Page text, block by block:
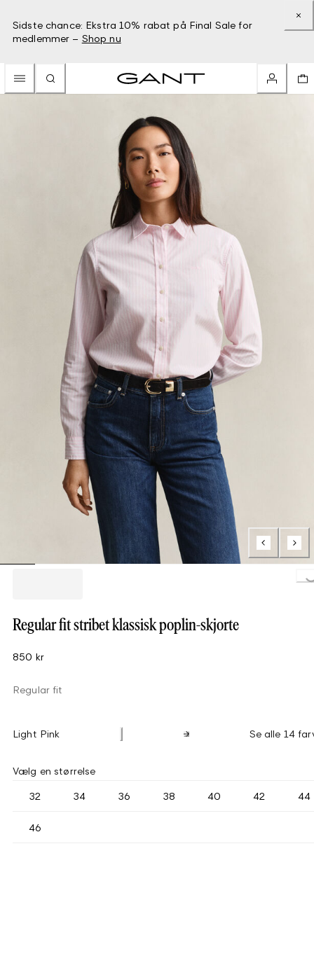
Sidste chance: Ekstra 10% rabat på Final Sale for
medlemmer – Shop nu
Loading...
Regular fit stribet klassisk poplin-skjorte
850 kr
Regular fit
Light Pink Se alle 14
Vælg en størrelse
32 34 36 38 40 42 44
46